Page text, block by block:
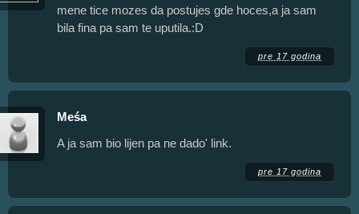
mene tice mozes da postujes gde hoces,a ja sam
bila fina pa sam te uputila.:D
pre 17 godina
Meśa
A ja sam bio lijen pa ne dado' link.
pre 17 godina